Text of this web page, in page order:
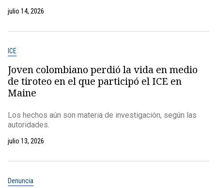
julio 14, 2026
ICE
Joven colombiano perdió la vida en medio
de tiroteo en el que participó el ICE en
Maine
Los hechos aún son materia de investigación, según las
autoridades.
julio 13, 2026
Denuncia